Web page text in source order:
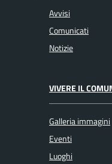
Avvisi
Comunicati
Notizie
VIVERE IL
Galleria immagini
Eventi
Luoghi